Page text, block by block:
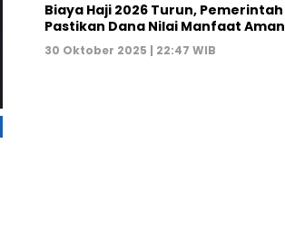
Biaya Haji 2026 Turun, Pemerintah
Pastikan Dana Nilai Manfaat Aman
30 Oktober 2025 | 22:47 WIB